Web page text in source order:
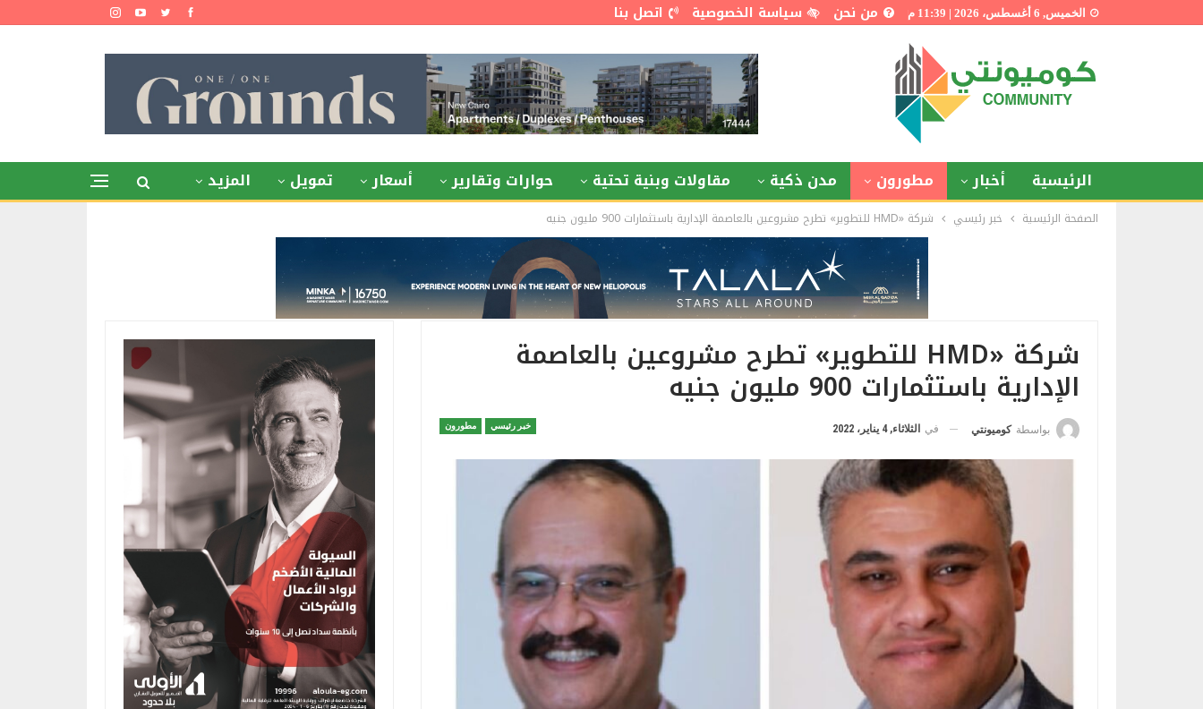
الخميس, 6 أغسطس، 2026 | 11:39 م من نحن سياسة الخصوصية اتصل بنا
الرئيسية أخبار مطورون مدن ذكية مقاولات وبنية تحتية حوارات وتقارير أسعار تمويل المزيد
الصفحة الرئيسية خبر رئيسي شركة «HMD للتطوير» تطرح مشروعين بالعاصمة الإدارية باستثمارات 900 مليون جنيه
شركة «HMD للتطوير» تطرح مشروعين بالعاصمة
الإدارية باستثمارات 900 مليون جنيه
خبر رئيسي مطورون بواسطة كوميونتي في الثلاثاء, 4 يناير، 2022